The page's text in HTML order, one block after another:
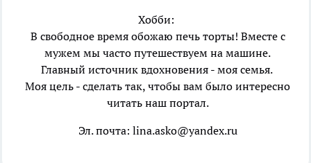
Хобби:
В свободное время обожаю печь торты! Вместе с
мужем мы часто путешествуем на машине.
Главный источник вдохновения - моя семья.
Моя цель - сделать так, чтобы вам было интересно
читать наш портал.
Эл. почта: lina.asko@yandex.ru